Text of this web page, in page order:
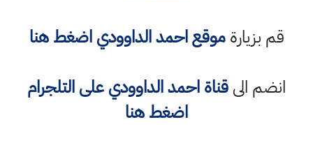
قم بزيارةموقع احمد الداوودي اضغط هنا
انضم الىقناةاحمد الداووديعلى التلجرام
اضغط هنا